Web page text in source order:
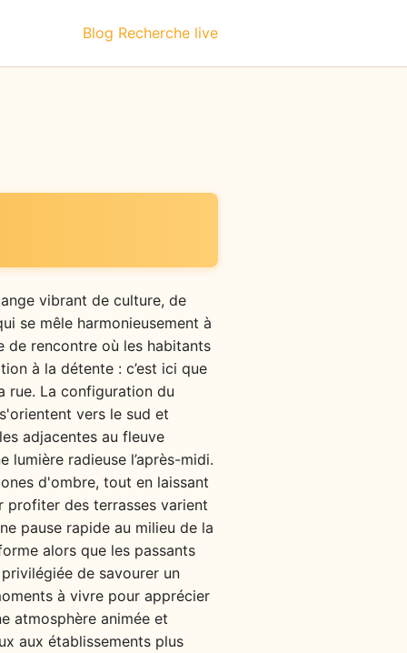
Blog Recherche live
vibrant de culture, de
se mêle harmonieusement à
de rencontre où les habitants
à la détente : c’est ici que
rue. La configuration du
vers le sud et
adjacentes au fleuve
lumière radieuse l’après-midi.
d'ombre, tout en laissant
profiter des terrasses varient
pause rapide au milieu de la
alors que les passants
de savourer un
à vivre pour apprécier
atmosphère animée et
aux établissements plus